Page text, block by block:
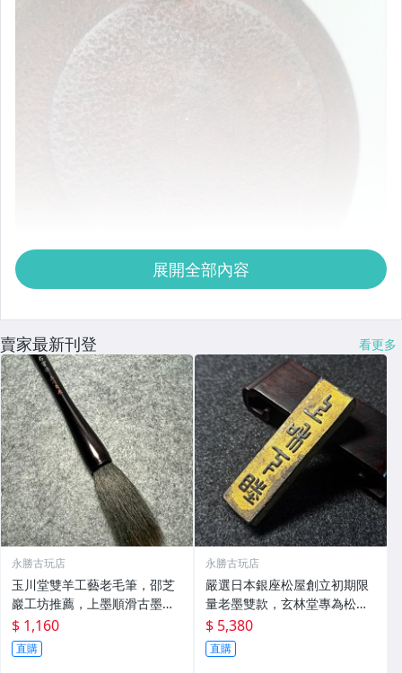
展開全部內容
賣家最新刊登 看更多
永勝古玩店
玉川堂雙羊工藝老毛筆，邵芝
巖工坊推薦，上墨順滑古墨專
用 老墨 冬青 老筆
$ 1,160
直購
永勝古玩店
嚴選日本銀座松屋創立初期限
量老墨雙款，玄林堂專為松屋
打造，重量22.5g，適合收藏
及品味民國時期古雅文化 文房
用具 民國古墨 收藏文玩
$ 5,380
直購